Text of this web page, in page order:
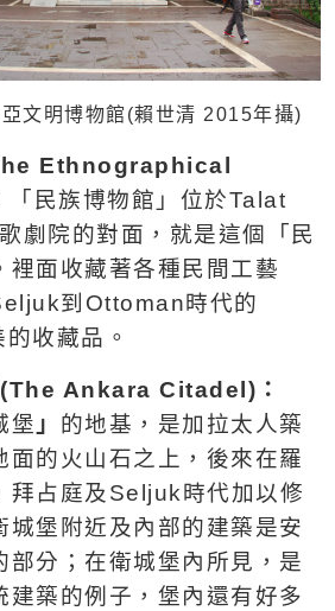
文明博物館 (賴世清 2015年攝)
Ethnographical
「民族博物館」 位於Talat
劇院的對面，就是這個「民
裡面收藏著各種民間工藝
到 Ottoman時代的
的收藏品。
(The Ankara Citadel) ：
堡 」 的地基，是加拉太人築
面的火山石之上，後來在羅
拜占庭及 Seljuk時代加以修
城堡附近及內部的建築是安
部分；在衛城堡內所見，是
建築的例子，堡內還有好多